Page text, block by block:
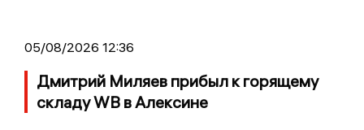
05/08/2026 12:36
Дмитрий Миляев прибыл к горящему
складу WB в Алексине